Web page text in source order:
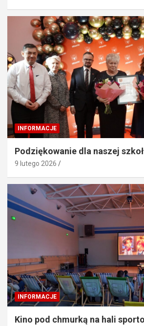
INFORMACJE
Podziękowanie dla naszej
9 lutego 2026
INFORMACJE
Kino pod chmurką na hali